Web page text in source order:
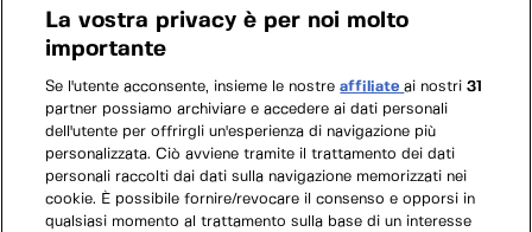
La vostra privacy è per noi molto
importante
Se l'utente acconsente, insieme le nostreaffiliateai nostri31
partner possiamo archiviare e accedere ai dati personali
dell'utente per offrirgli un'esperienza di navigazione più
personalizzata. Ciò avviene tramite il trattamento dei dati
personali raccolti dai dati sulla navigazione memorizzati nei
cookie. È possibile fornire/revocare il consenso e opporsi in
qualsiasi momento al trattamento sulla base di un interesse